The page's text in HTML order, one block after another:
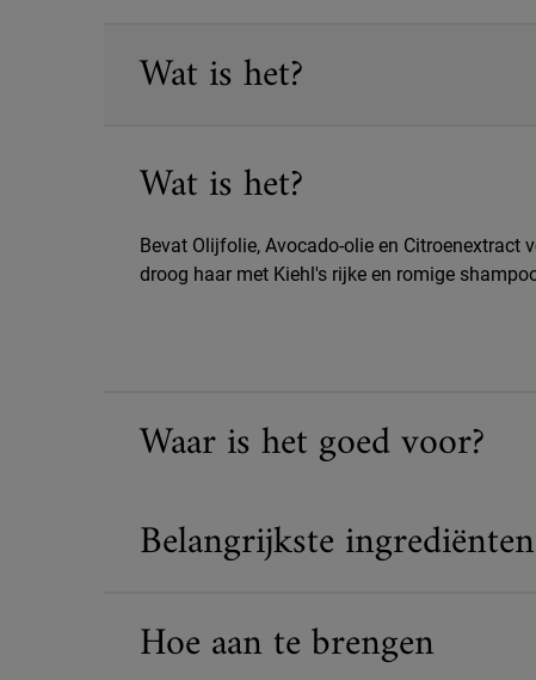
Wat is het?
Wat is het?
Bevat Olijfolie, Avocado-olie en Citroenextract
droog haar met Kiehl's rijke en romige
Waar is het goed voor?
Belangrijkste ingrediënten
Hoe aan te brengen